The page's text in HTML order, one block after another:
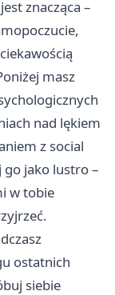
znacząca –
masz
nad lękiem
z social
jako lustro –
w tobie
ostatnich
siebie